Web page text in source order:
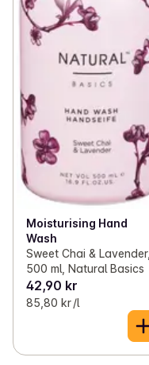
Moisturising Hand
Wash
Sweet Chai & Lavender,
500 ml, Natural Basics
42,90 kr
85,80 kr /l